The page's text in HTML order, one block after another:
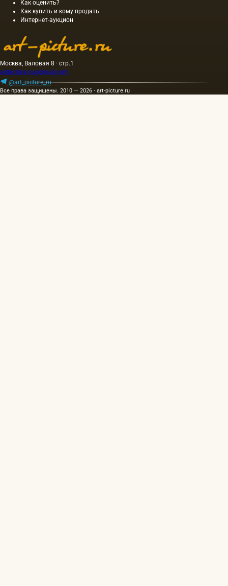
Как оценить?
Как купить и кому продать
Интернет-аукцион
Москва, Валовая 8 · стр.1
artpicture.ru@gmail.com
@art_picture_ru
Все права защищены. 2010 — 2026 · art-picture.ru